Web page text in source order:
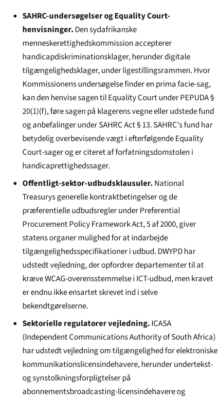
SAHRC-undersøgelser og Equality Court-
henvisninger. Den sydafrikanske
menneskerettighedskommission accepterer
handicapdiskriminationsklager, herunder digitale
tilgængeligheds­klager, under ligestillingsrammen. Hvor
Kommissionens undersøgelse finder en prima facie-sag,
kan den henvise sagen til Equality Court under PEPUDA §
20(1)(f), føre sagen på klagerens vegne eller udstede fund
og anbefalinger under SAHRC Act § 13. SAHRC's fund har
betydelig overbevisende vægt i efterfølgende Equality
Court-sager og er citeret af forfatningsdomstolen i
handicaprettigheds­sager.
Offentligt-sektor-udbuds­klausuler. National
Treasurys generelle kontraktbetingelser og de
præferentielle udbudsregler under Preferential
Procurement Policy Framework Act, 5 af 2000, giver
statens organer mulighed for at indarbejde
tilgængeligheds­specifikationer i udbud. DWYPD har
udstedt vejledning, der opfordrer departementer til at
kræve WCAG-overensstemmelse i ICT-udbud, men kravet
er endnu ikke ensartet skrevet ind i selve
bekendtgørelserne.
Sektorielle regulatorer vejledning. ICASA
(Independent Communications Authority of South Africa)
har udstedt vejledning om tilgængelighed for elektroniske
kommunikationslicensindehavere, herunder undertekst-
og synstolkningsforpligtelser på
abonnementsbroadcasting-licensindehavere og